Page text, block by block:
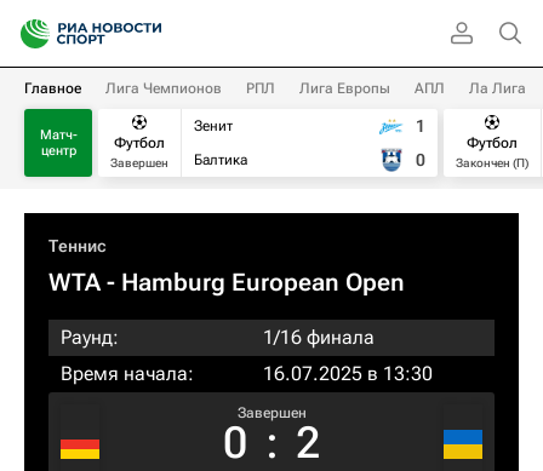
Главное Лига Чемпионов РПЛ Лига Европы АПЛ Ла Лига
Матч-
центр
Футбол
Завершен
Зенит
Балтика
1
0
Футбол
Закончен (П)
Теннис
WTA- Hamburg European Open
Раунд:
1/16 финала
Время начала:
16.07.2025 в 13:30
Завершен
0 : 2